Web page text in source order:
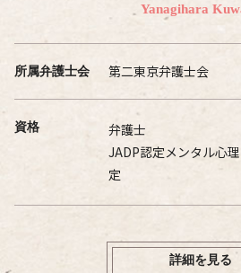
Yanagihara
所属弁護士会 第二東京弁護士会
資格
弁護士
JADP認定メンタル心
定
詳細を見る